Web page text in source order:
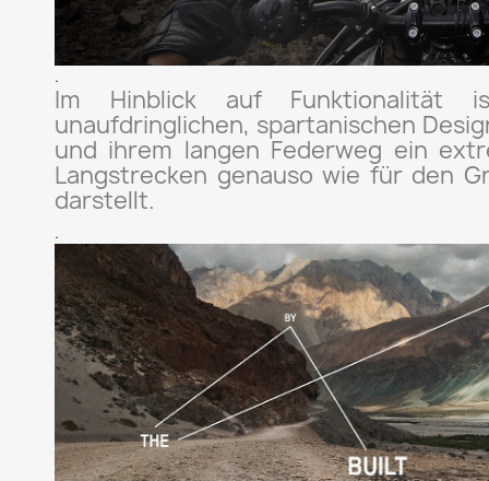
.
Im Hinblick auf
unaufdringlichen, spartanischen
und ihrem langen Federweg ein
Langstrecken genauso wie für den
darstellt.
.